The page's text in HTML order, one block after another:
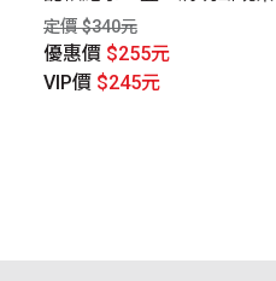
定價 $340元
優惠價 $255元
VIP價 $245元